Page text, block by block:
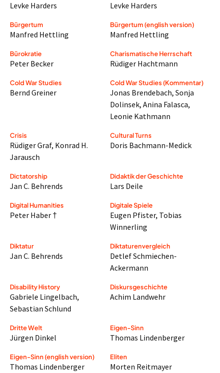
Levke Harders Levke Harders
Bürgertum
Manfred Hettling
Bürgertum (english version)
Manfred Hettling
Bürokratie
Peter Becker
Charismatische Herrschaft
Rüdiger Hachtmann
Cold War Studies
Bernd Greiner
Cold War Studies (Kommentar)
Jonas Brendebach, Sonja
Dolinsek, Anina Falasca,
Leonie Kathmann
Crisis
Rüdiger Graf, Konrad H.
Jarausch
Cultural Turns
Doris Bachmann-Medick
Dictatorship
Jan C. Behrends
Didaktik der Geschichte
Lars Deile
Digital Humanities
Peter Haber †
Digitale Spiele
Eugen Pfister, Tobias
Winnerling
Diktatur
Jan C. Behrends
Diktaturenvergleich
Detlef Schmiechen-
Ackermann
Disability History
Gabriele Lingelbach,
Sebastian Schlund
Diskursgeschichte
Achim Landwehr
Dritte Welt
Jürgen Dinkel
Eigen-Sinn
Thomas Lindenberger
Eigen-Sinn (english version)
Thomas Lindenberger
Eliten
Morten Reitmayer